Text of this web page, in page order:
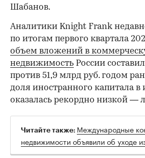
Шабанов.
Аналитики Knight Frank
по итогам первого квартала
объем вложений в
недвижимость России
против 51,9 млрд руб. годом
доля иностранного капитала в
оказалась рекордно низкой —
Читайте также: Международные
недвижимости объявили об уходе